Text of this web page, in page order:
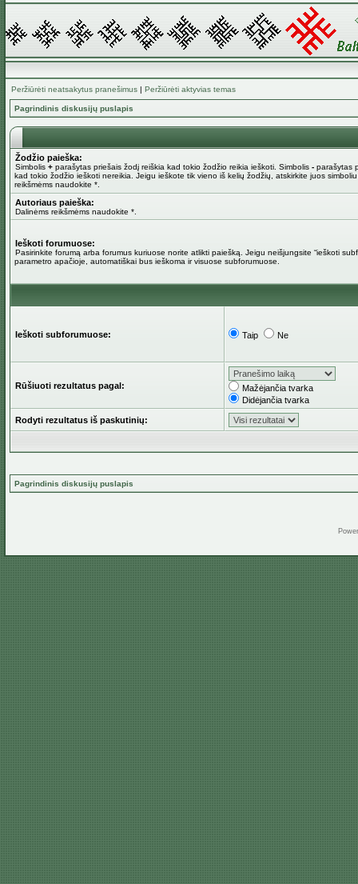
Peržiūrėti neatsakytus pranešimus | Peržiūrėti aktyvias temas
Pagrindinis diskusijų puslapis
Žodžio paieška:
Simbolis + parašytas priešais žodį reiškia kad tokio žodžio reikia ieškoti. Simbolis - parašytas
kad tokio žodžio ieškoti nereikia. Jeigu ieškote tik vieno iš kelių žodžių, atskirkite juos
reikšmėms naudokite *.
Autoriaus paieška:
Dalinėms reikšmėms naudokite *.
Ieškoti forumuose:
Pasirinkite forumą arba forumus kuriuose norite atlikti paiešką. Jeigu neišjungsite “ieškoti
parametro apačioje, automatiškai bus ieškoma ir visuose subforumuose.
Ieškoti subforumuose: Taip Ne
Rūšiuoti rezultatus pagal:
Mažėjančia tvarka
Didėjančia tvarka
Rodyti rezultatus iš paskutinių:
Pagrindinis diskusijų puslapis